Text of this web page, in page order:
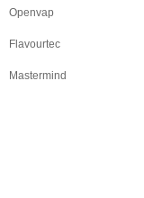
Openvap
Flavourtec
Mastermind